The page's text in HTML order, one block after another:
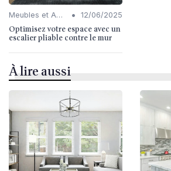
Meubles et Accessoires • 12/06/2025
Optimisez votre espace avec un
escalier pliable contre le mur
À lire aussi